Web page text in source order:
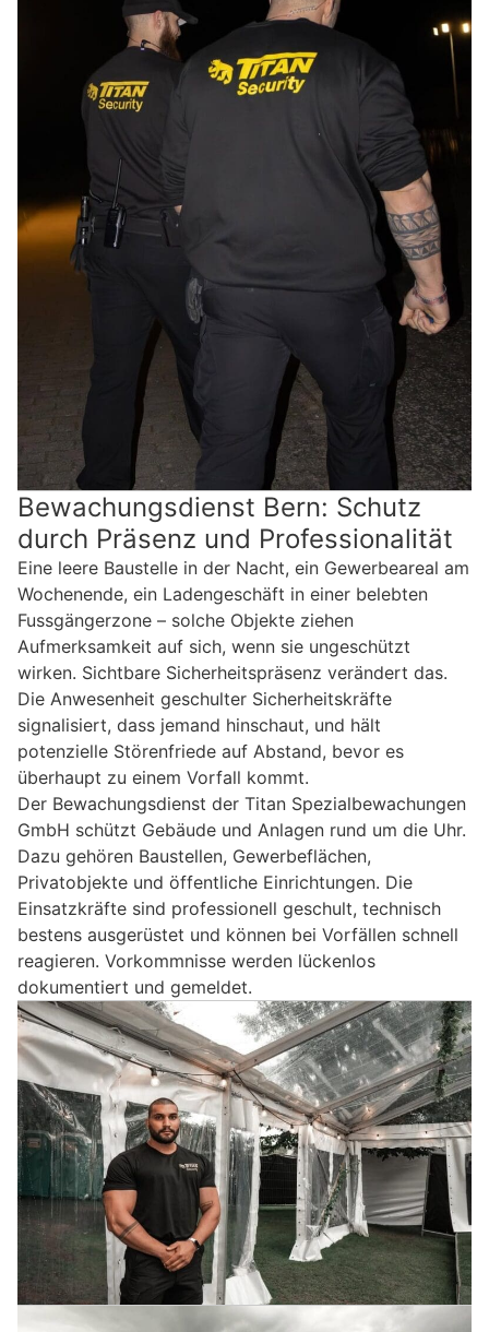
Bewachungsdienst Bern: Schutz
durch Präsenz und Professionalität
Eine leere Baustelle in der Nacht, ein Gewerbeareal am
Wochenende, ein Ladengeschäft in einer belebten
Fussgängerzone – solche Objekte ziehen
Aufmerksamkeit auf sich, wenn sie ungeschützt
wirken. Sichtbare Sicherheitspräsenz verändert das.
Die Anwesenheit geschulter Sicherheitskräfte
signalisiert, dass jemand hinschaut, und hält
potenzielle Störenfriede auf Abstand, bevor es
überhaupt zu einem Vorfall kommt.
Der Bewachungsdienst der Titan Spezialbewachungen
GmbH schützt Gebäude und Anlagen rund um die Uhr.
Dazu gehören Baustellen, Gewerbeflächen,
Privatobjekte und öffentliche Einrichtungen. Die
Einsatzkräfte sind professionell geschult, technisch
bestens ausgerüstet und können bei Vorfällen schnell
reagieren. Vorkommnisse werden lückenlos
dokumentiert und gemeldet.